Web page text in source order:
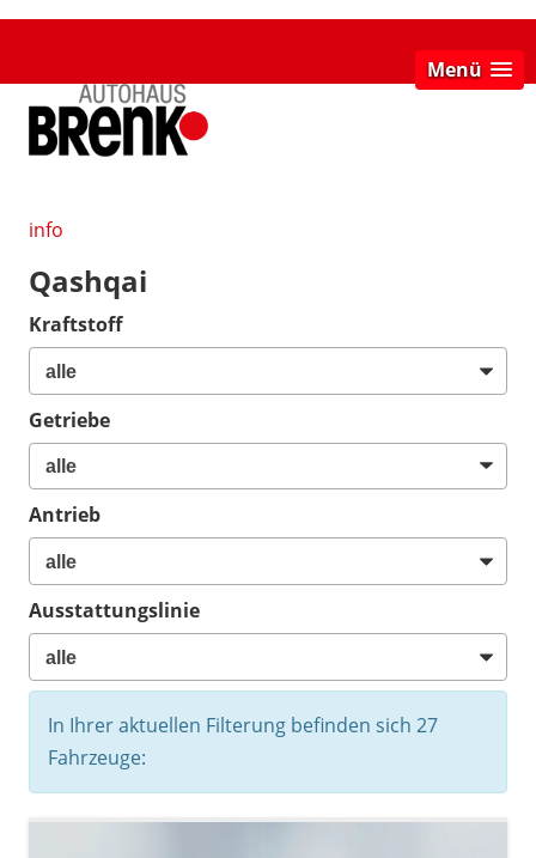
Menü
info
Qashqai
Kraftstoff
Getriebe
Antrieb
Ausstattungslinie
In Ihrer aktuellen Filterung befinden sich 27
Fahrzeuge: